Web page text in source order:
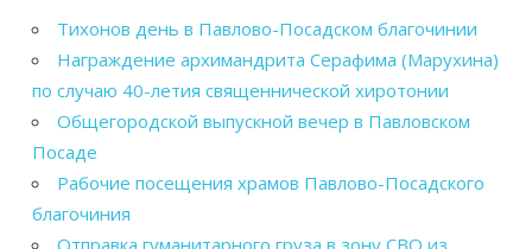
Тихонов день в Павлово-Посадском благочинии
Награждение архимандрита Серафима (Марухина)
по случаю 40-летия священнической хиротонии
Общегородской выпускной вечер в Павловском
Посаде
Рабочие посещения храмов Павлово-Посадского
благочиния